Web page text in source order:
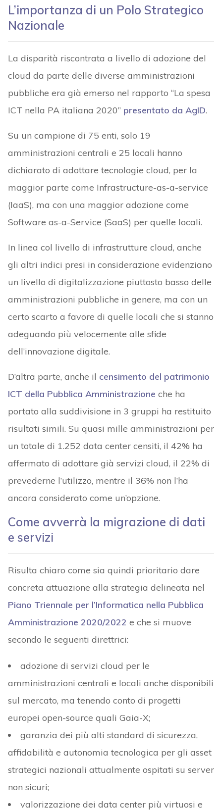
L’importanza di un Polo Strategico
Nazionale
La disparità riscontrata a livello di adozione del
cloud da parte delle diverse amministrazioni
pubbliche era già emerso nel rapporto “La spesa
ICT nella PA italiana 2020” presentato da AgID.
Su un campione di 75 enti, solo 19
amministrazioni centrali e 25 locali hanno
dichiarato di adottare tecnologie cloud, per la
maggior parte come Infrastructure-as-a-service
(IaaS), ma con una maggior adozione come
Software as-a-Service (SaaS) per quelle locali.
In linea col livello di infrastrutture cloud, anche
gli altri indici presi in considerazione evidenziano
un livello di digitalizzazione piuttosto basso delle
amministrazioni pubbliche in genere, ma con un
certo scarto a favore di quelle locali che si stanno
adeguando più velocemente alle sfide
dell’innovazione digitale.
D’altra parte, anche il censimento del patrimonio
ICT della Pubblica Amministrazione che ha
portato alla suddivisione in 3 gruppi ha restituito
risultati simili. Su quasi mille amministrazioni per
un totale di 1.252 data center censiti, il 42% ha
affermato di adottare già servizi cloud, il 22% di
prevederne l’utilizzo, mentre il 36% non l’ha
ancora considerato come un’opzione.
Come avverrà la migrazione di dati
e servizi
Risulta chiaro come sia quindi prioritario dare
concreta attuazione alla strategia delineata nel
Piano Triennale per l’Informatica nella Pubblica
Amministrazione 2020/2022 e che si muove
secondo le seguenti direttrici:
adozione di servizi cloud per le
amministrazioni centrali e locali anche disponibili
sul mercato, ma tenendo conto di progetti
europei open-source quali Gaia-X;
garanzia dei più alti standard di sicurezza,
affidabilità e autonomia tecnologica per gli asset
strategici nazionali attualmente ospitati su server
non sicuri;
valorizzazione dei data center più virtuosi e